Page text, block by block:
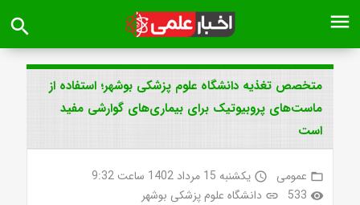
menu
search
متخصص تغذیه دانشگاه علوم پزشکی بوشهر؛ استفاده از
ماست‌های پروبیوتیک برای بیماری‌های گوارشی مفید
است
folder_open عمومی access_time یکشنبه 15 مرداد 1402 ساعت 9:32
visibility
533
link دانشگاه علوم پزشکی بوشهر